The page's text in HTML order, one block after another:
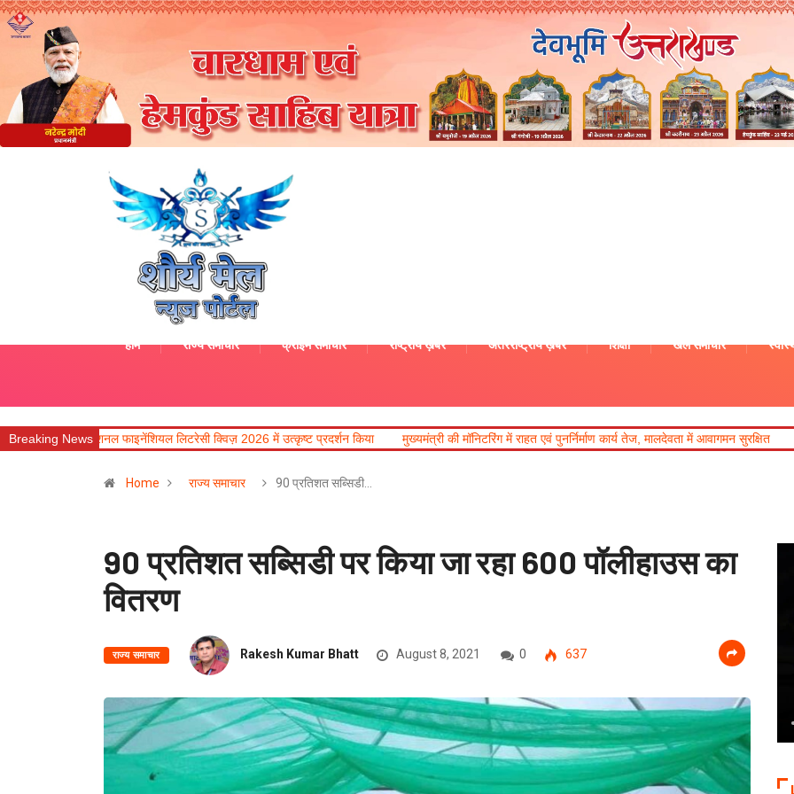
होम राज्य समाचार क्राइम समाचार राष्ट्रीय ख़बरें अंतरराष्ट्रीय ख़बरें शिक्षा खेल समाचार
Breaking News
लिटरेसी क्विज़ 2026 में उत्कृष्ट प्रदर्शन किया मुख्यमंत्री की मॉनिटरिंग में राहत एवं पुनर्निर्माण कार्य तेज, मालदेवता में आवागमन सुरक्षित दिल्ली-देहरादून आर्थिक
Home राज्य समाचार 90 प्रतिशत सब्सिडी…
90 प्रतिशत सब्सिडी पर किया जा रहा 600 पॉलीहाउस का
वितरण
राज्य समाचार Rakesh Kumar Bhatt August 8, 2021 0 637